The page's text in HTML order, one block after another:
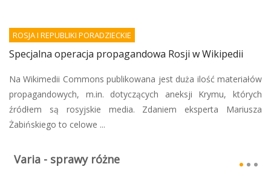
ROSJA I REPUBLIKI PORADZIECKIE
Specjalna operacja propagandowa Rosji w Wikipedii
Na Wikimedii Commons publikowana jest duża ilość materiałów
propagandowych, m.in. dotyczących aneksji Krymu, których
źródłem są rosyjskie media. Zdaniem eksperta Mariusza
Żabińskiego to celowe ...
Varia - sprawy różne